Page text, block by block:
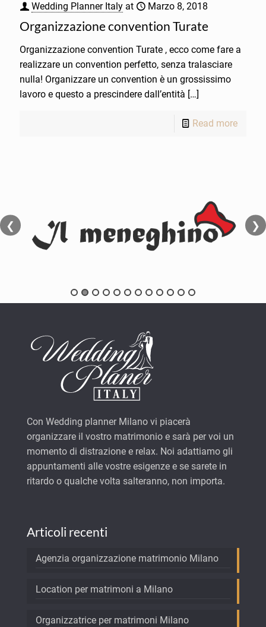
Wedding Planner Italy at Marzo 8, 2018
Organizzazione convention Turate
Organizzazione convention Turate , ecco come fare a
realizzare un convention perfetto, senza tralasciare
nulla! Organizzare un convention è un grossissimo
lavoro e questo a prescindere dall’entità […]
Read more
❮ ❯
Con Wedding planner Milano vi piacerà
organizzare il vostro matrimonio e sarà per voi un
momento di distrazione e relax. Noi adattiamo gli
appuntamenti alle vostre esigenze e se sarete in
ritardo o qualche volta salteranno, non importa.
Articoli recenti
Agenzia organizzazione matrimonio Milano
Location per matrimoni a Milano
Organizzatrice per matrimoni Milano